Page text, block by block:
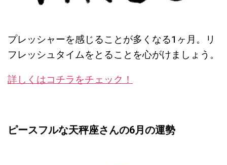
プレッシャーを感じることが多くなる1ヶ月 。リ
フレッシュタイムをとることを心がけましょう。
詳しくはコチラをチェック！
ピースフルな天秤座さんの6月の運勢